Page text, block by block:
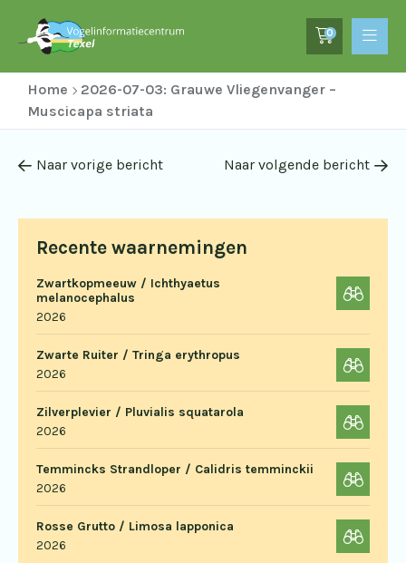
0
Home
2026-07-03: Grauwe Vliegenvanger –
Muscicapa striata
Recente waarnemingen
Zwartkopmeeuw / Ichthyaetus
melanocephalus
2026
Zwarte Ruiter / Tringa erythropus
2026
Zilverplevier / Pluvialis squatarola
2026
Temmincks Strandloper / Calidris temminckii
2026
Rosse Grutto / Limosa lapponica
2026
Naar vorige bericht Naar volgende bericht